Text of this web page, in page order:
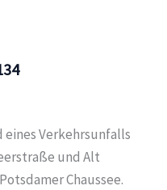
eines Verkehrsunfalls
und Alt
Chaussee.